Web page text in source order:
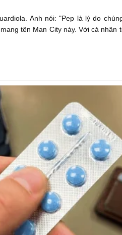
Anh nói: "Pep là lý do
tên Man City này. Với cá